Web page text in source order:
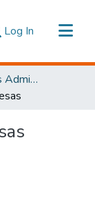
Log In (current)
Facultad de Ciencias Administrativas y Económicas